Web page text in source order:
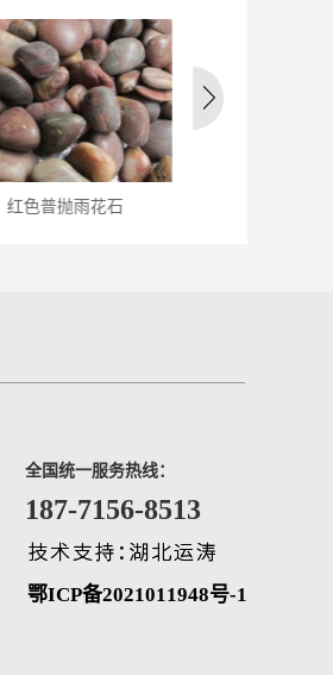
红色普抛雨花石
全国统一服务热线：
187-7156-8513
鄂ICP备2021011948号-1